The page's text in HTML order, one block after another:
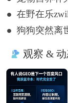
● 在野在乐
观察 &